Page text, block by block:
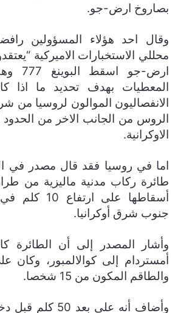
بصاروخ ارض-جو.
وقال احد هؤلاء المسؤولين
محللي الاستخبارات الاميركية
ارض-
المعطيات بهدف تحديد ما اذا
الانفصاليون الموالون لروسيا من
الروس من الجانب الاخر من الحدود
الاوكرانية.
اما في روسيا فقد قال مصدر في
أسقاطها على
جنوب شرق أوكرانيا.
وأشار المصدر إلى أن الطائرة
والطاقم المكون من 15 شخصا.
وأضاف أنه على